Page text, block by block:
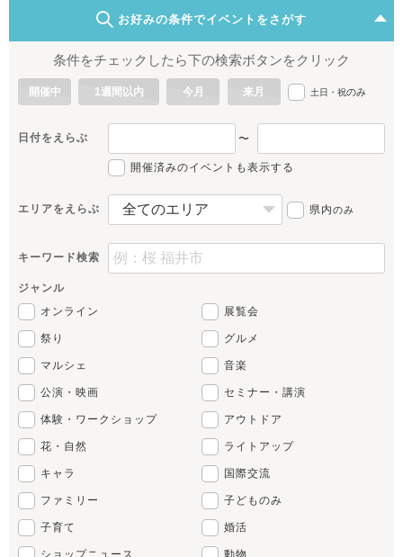
お好みの条件でイベントをさがす
条件をチェックしたら下の検索ボタンをクリック
開催中 1週間以内 今月 来月 土日・祝のみ
日付をえらぶ 〜
開催済みのイベントも表示する
エリアをえらぶ 県内のみ
キーワード検索
ジャンル
オンライン
展覧会
祭り グルメ
マルシェ 音楽
公演・映画 セミナー・講演
体験・ワークショップ アウトドア
花・自然 ライトアップ
キャラ 国際交流
ファミリー 子どものみ
子育て 婚活